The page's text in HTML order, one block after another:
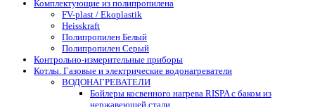
Комплектующие из полипропилена
FV-plast / Ekoplastik
Heisskraft
Полипропилен Белый
Полипропилен Серый
Контрольно-измерительные приборы
Котлы. Газовые и электрические водонагреватели
ВОДОНАГРЕВАТЕЛИ
Бойлеры косвенного нагрева RISPA с баком из
нержавеющей стали